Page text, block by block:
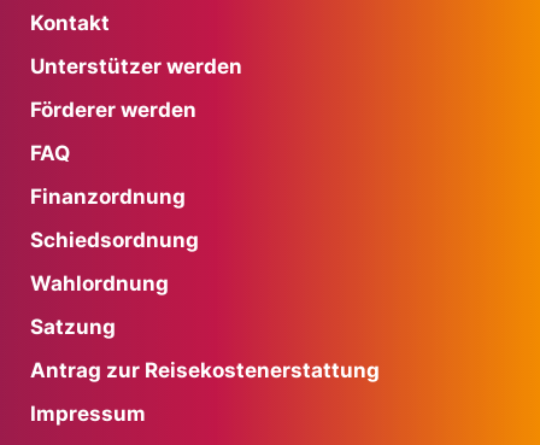
Kontakt
Unterstützer werden
Förderer werden
FAQ
Finanzordnung
Schiedsordnung
Wahlordnung
Satzung
Antrag zur Reisekostenerstattung
Impressum